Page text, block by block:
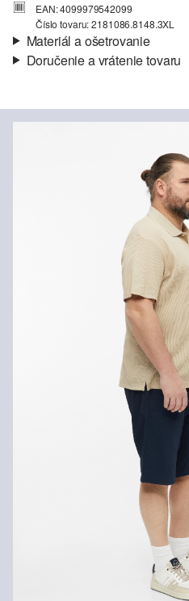
EAN: 4099979542099
Číslo tovaru: 2181086.8148.3XL
Materiál a ošetrovanie
Nečistiť chlórovým bielidlom
Šetrný prací program 30°
Nečistiť chemicky
Žehliť pri stredne vysokej
Sušiť pri zníženej tepelnej
Doručenie a vrátenie tovaru
Vaša objednávka bude odoslaná
štandardné doručenie sú 4,95 €
Svoj tovar nám môžete bezplatne